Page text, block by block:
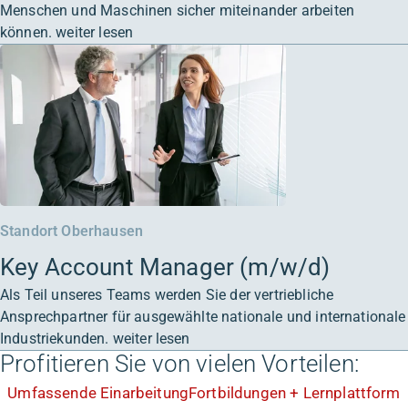
Menschen und Maschinen sicher miteinander arbeiten
können.weiter lesen
Standort Oberhausen
Key Account Manager (m/w/d)
Als Teil unseres Teams werden Sie der vertriebliche
Ansprechpartner für ausgewählte nationale und internationale
Industriekunden. weiter lesen
Profitieren Sie von vielen Vorteilen:
Umfassende EinarbeitungFortbildungen + Lernplattform